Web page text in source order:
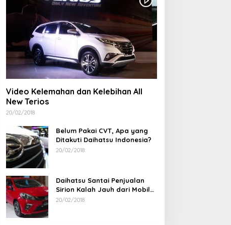
Aksi Demo Penambang
Timah di Belitung Timur
Menggema, Ketua Komisi
XII DPR Bambang Patijaya
Dorong Perpres Segera
Diterbitkan
Video Kelemahan dan Kelebihan All
New Terios
20/02/2018
Belum Pakai CVT, Apa yang
Ditakuti Daihatsu Indonesia?
20/02/2018
Daihatsu Santai Penjualan
Sirion Kalah Jauh dari Mobil
LCGC
20/02/2018